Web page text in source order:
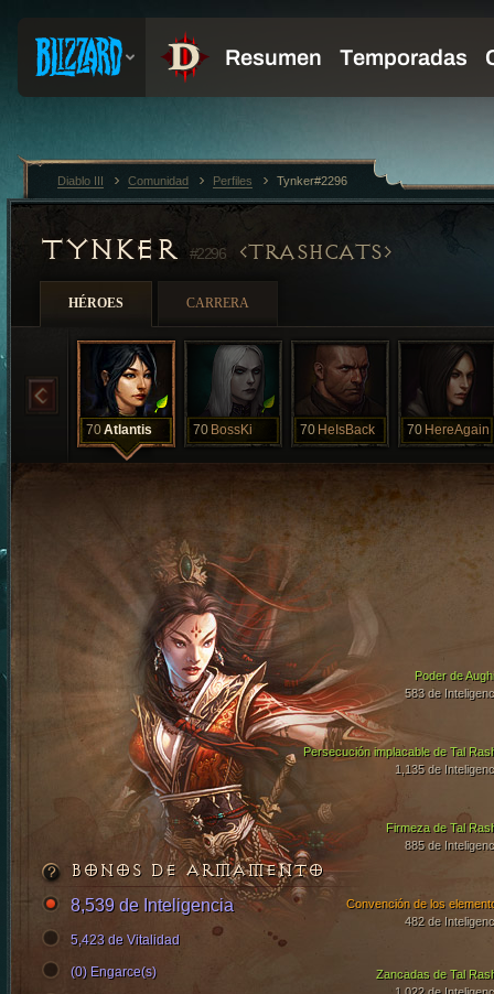
TYNKER#2296 TRASHCATS
HÉROES CARRERA
70Atlantis 70 BossKi 70 HeIsBack 70 HereAgain
Persecución implacable de Tal
1,135 de
Firmeza de Tal
885 de
Poder de
583 de
Zancadas de Tal
Convención de los
482 de
BONOS DE ARMAMENTO
8,539 de Inteligencia
5,423 de Vitalidad
(0) Engarce(s)
Diablo III Comunidad Perfiles Tynker#2296